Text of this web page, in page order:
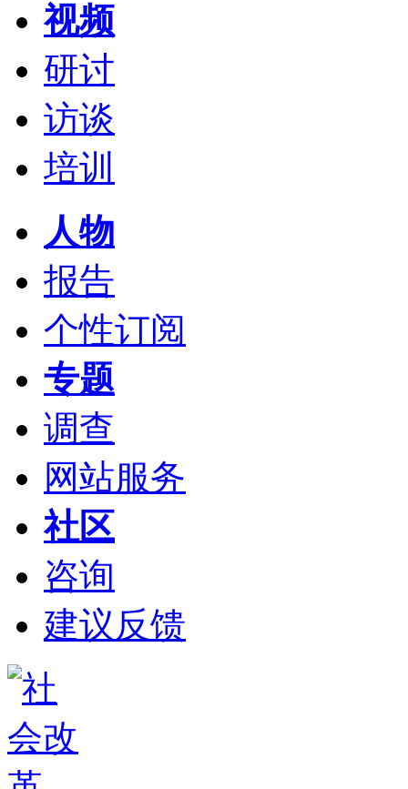
视频
研讨
访谈
培训
人物
报告
个性订阅
专题
调查
网站服务
社区
咨询
建议反馈